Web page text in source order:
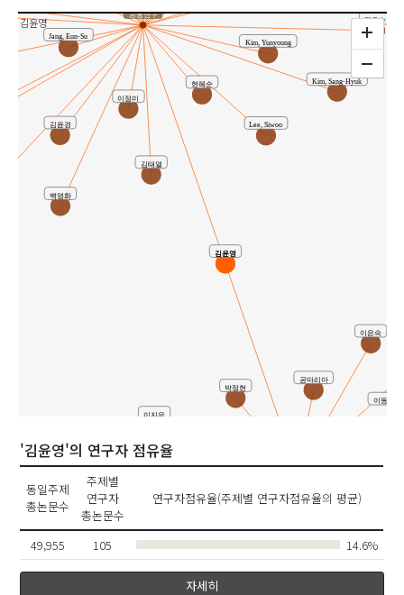
김윤영
Lee, Siwoo
김윤경
Kim, Sang-Hyuk
Jang, Eun-Su
Kim, Yunyoung
현혜순
이정미
김태열
장은수
백영화
공마리아
박정현
윤명숙
이동귀 (
이은숙
이지은
김윤영
공동연구
'김윤영'의 연구자 점유율
동일주제
총논문수
주제별
연구자
총논문수
연구자점유율(주제별 연구자점유율의 평균)
49,955 105 14.6%
자세히